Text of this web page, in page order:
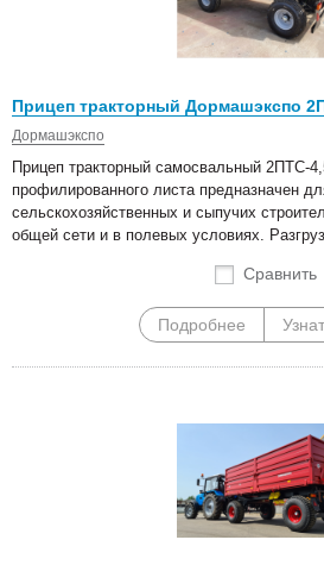
Прицеп тракторный Дормашэкспо
Дормашэкспо
Прицеп тракторный самосвальный 2ПТС-
профилированного листа предназначен
сельскохозяйственных и сыпучих
общей сети и в полевых условиях.
Сравнить
Подробнее